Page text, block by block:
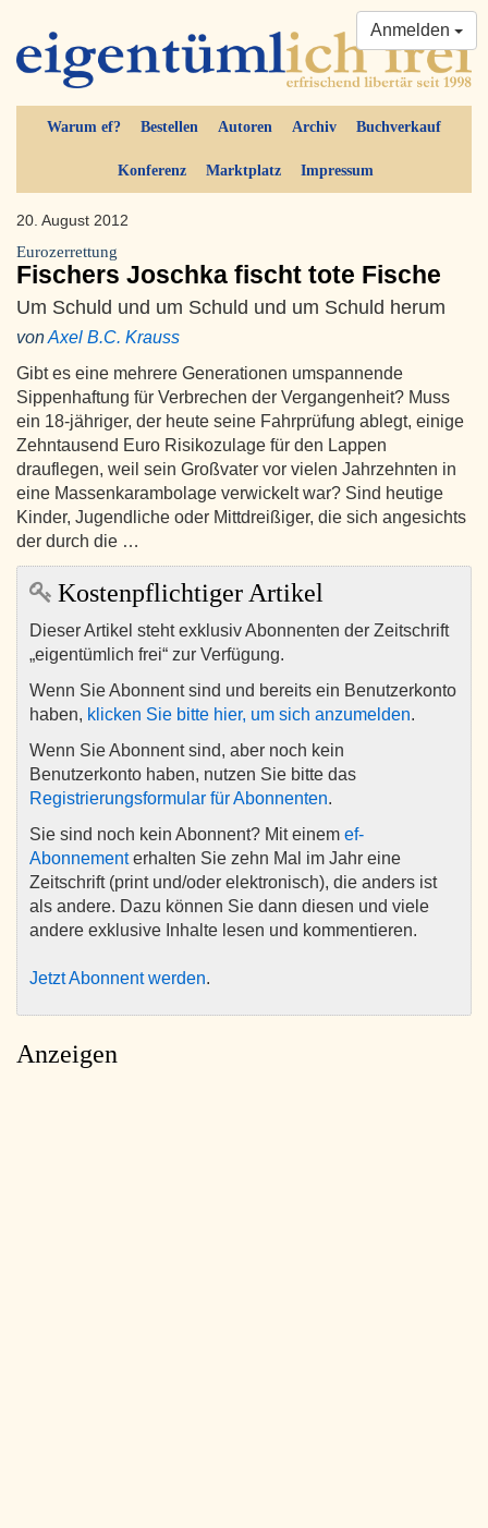
Warum ef? Bestellen Autoren Archiv Buchverkauf
Konferenz Marktplatz Impressum
Anmelden
20. August 2012
Eurozerrettung
Fischers Joschka fischt tote Fische
Um Schuld und um Schuld und um Schuld herum
vonAxel B.C. Krauss
Gibt es eine mehrere Generationen umspannende
Sippenhaftung für Verbrechen der Vergangenheit? Muss
ein 18-jähriger, der heute seine Fahrprüfung ablegt, einige
Zehntausend Euro Risikozulage für den Lappen
drauflegen, weil sein Großvater vor vielen Jahrzehnten in
eine Massenkarambolage verwickelt war? Sind heutige
Kinder, Jugendliche oder Mittdreißiger, die sich angesichts
der durch die …
Kostenpflichtiger Artikel
Dieser Artikel steht exklusiv Abonnenten der Zeitschrift
„eigentümlich frei“ zur Verfügung.
Wenn Sie Abonnent sind und bereits ein Benutzerkonto
haben, klicken Sie bitte hier, um sich anzumelden.
Wenn Sie Abonnent sind, aber noch kein
Benutzerkonto haben, nutzen Sie bitte das
Registrierungsformular für Abonnenten.
Sie sind noch kein Abonnent? Mit einem ef-
Abonnementerhalten Sie zehn Mal im Jahr eine
Zeitschrift (print und/oder elektronisch), die anders ist
als andere. Dazu können Sie dann diesen und viele
andere exklusive Inhalte lesen und kommentieren.
Jetzt Abonnent werden.
Anzeigen